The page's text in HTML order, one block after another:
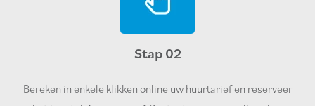
Stap 02
Bereken in enkele klikken online uw huurtarief en reserveer